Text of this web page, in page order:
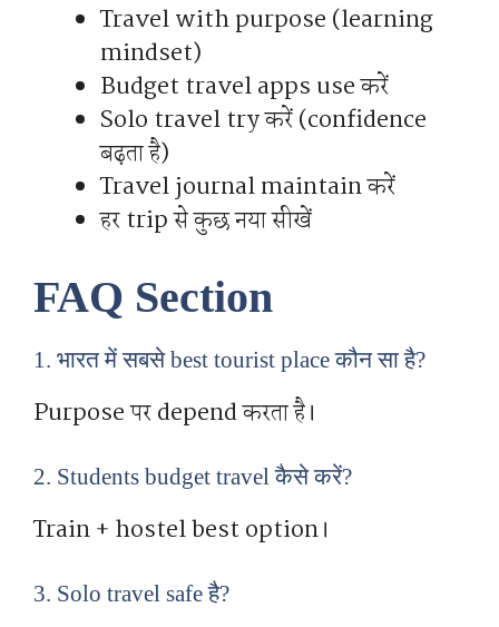
Travel with purpose (learning
mindset)
Budget travel apps use करें
Solo travel try करें (confidence
बढ़ता है)
Travel journal maintain करें
हर trip से कुछ नया सीखें
FAQ Section
1. भारत में सबसे best tourist place कौन सा है?
Purpose पर depend करता है।
2. Students budget travel कैसे करें?
Train + hostel best option।
3. Solo travel safe है?